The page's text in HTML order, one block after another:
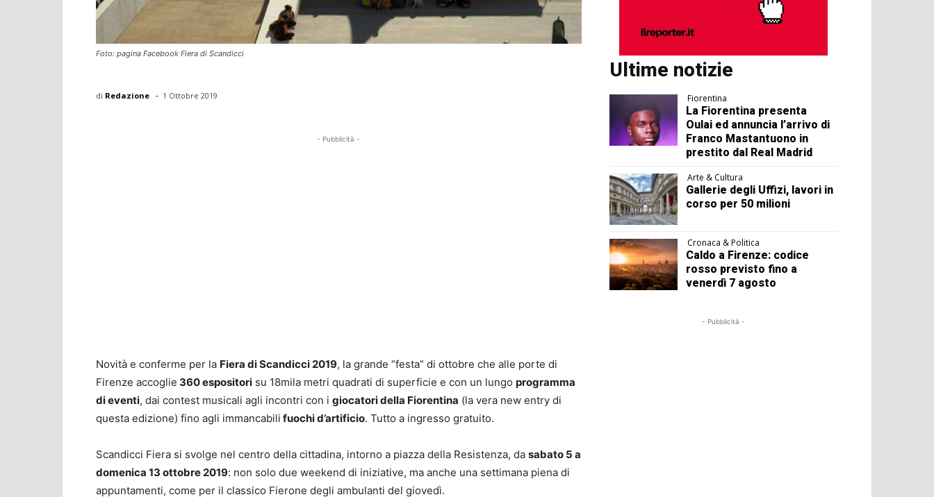
Foto: pagina Facebook Fiera di Scandicci
di Redazione - 1 Ottobre 2019
- Pubblicità -
Novità e conferme per la Fiera di Scandicci 2019, la grande “festa” di ottobre che alle porte di
Firenze accoglie 360 espositori su 18mila metri quadrati di superficie e con un lungo programma
di eventi, dai contest musicali agli incontri con i giocatori della Fiorentina (la vera new entry di
questa edizione) fino agli immancabili fuochi d’artificio. Tutto a ingresso gratuito.
Scandicci Fiera si svolge nel centro della cittadina, intorno a piazza della Resistenza, da sabato 5 a
domenica 13 ottobre 2019: non solo due weekend di iniziative, ma anche una settimana piena di
appuntamenti, come per il classico Fierone degli ambulanti del giovedì.
Ultime notizie
Fiorentina
La Fiorentina presenta
Oulai ed annuncia l’arrivo di
Franco Mastantuono in
prestito dal Real Madrid
Arte & Cultura
Gallerie degli Uffizi, lavori in
corso per 50 milioni
Cronaca & Politica
Caldo a Firenze: codice
rosso previsto fino a
venerdì 7 agosto
- Pubblicità -